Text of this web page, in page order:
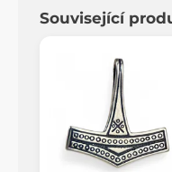
Související